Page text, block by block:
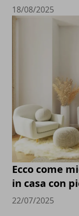
18/08/2025
Ecco come
in casa con
22/07/2025